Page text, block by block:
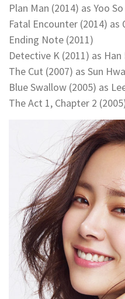
Plan Man (2014) as Yoo
Fatal Encounter (2014) as
Ending Note (2011)
Detective K (2011) as
The Cut (2007) as Sun Hwa
Blue Swallow (2005) as
The Act 1, Chapter 2